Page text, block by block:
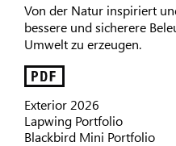
Von der Natur inspiriert
bessere und sicherere
Umwelt zu erzeugen.
Exterior 2026
Lapwing Portfolio
Blackbird Mini Portfolio